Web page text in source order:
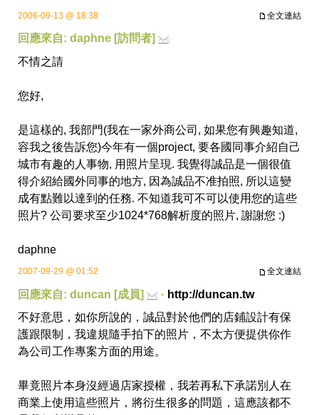
全文連結
2006-09-13 @ 18:38
回應來自: daphne [訪問者]
不情之請
您好,
是這樣的, 我部門(我在一家外商公司, 如果您有興趣知道,
容我之後告訴您)今年有一個project, 要各國同事介紹自己
城市有趣的人事物, 用照片呈現. 我覺得誠品是一個很值
得介紹給國外同事的地方, 因為誠品不准拍照, 所以這變
成有點難以達到的任務. 不知道我可不可以使用您的這些
照片? 公司要求至少1024*768解析度的照片, 謝謝您 :)
daphne
全文連結
2007-09-29 @ 01:52
回應來自: duncan [成員] · http://duncan.tw
不好意思，如你所說的，誠品對於他們的店鋪設計有保
護跟限制，我違規隨手拍下的照片，不太方便提供你作
為公司工作專案方面的用途。
畢竟照片本身沒經過店家授權，我若再私下承諾別人在
商業上使用這些照片，將衍生很多的問題，這應該都不